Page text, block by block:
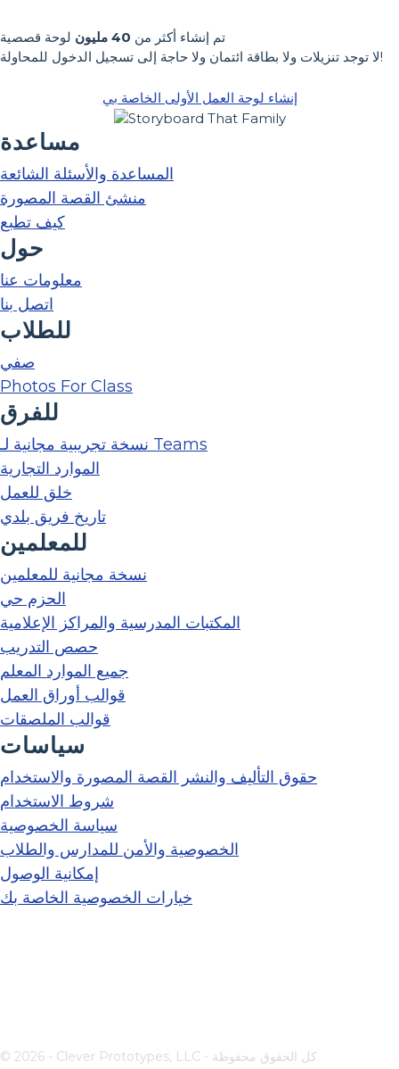
تم إنشاء أكثر من 40 مليون
لوحة قصصية
لا توجد تنزيلات ولا بطاقة ائتمان ولا حاجة إلى تسجيل الدخول للمحاولة!
إنشاء لوحة العمل الأولى الخاصة بي
مساعدة
المساعدة والأسئلة الشائعة
منشئ القصة المصورة
كيف تطبع
حول
معلومات عنا
اتصل بنا
للطلاب
صفي
Photos For Class
للفرق
نسخة تجريبية مجانية لـ Teams
الموارد التجارية
خلق للعمل
تاريخ فريق بلدي
للمعلمين
نسخة مجانية للمعلمين
الحزم حي
المكتبات المدرسية والمراكز الإعلامية
حصص التدريب
جميع الموارد المعلم
قوالب أوراق العمل
قوالب الملصقات
سياسات
حقوق التأليف والنشر القصة المصورة والاستخدام
شروط الاستخدام
سياسة الخصوصية
الخصوصية والأمن للمدارس والطلاب
إمكانية الوصول
خيارات الخصوصية الخاصة بك
© 2026 - Clever Prototypes, LLC - كل الحقوق محفوظة.